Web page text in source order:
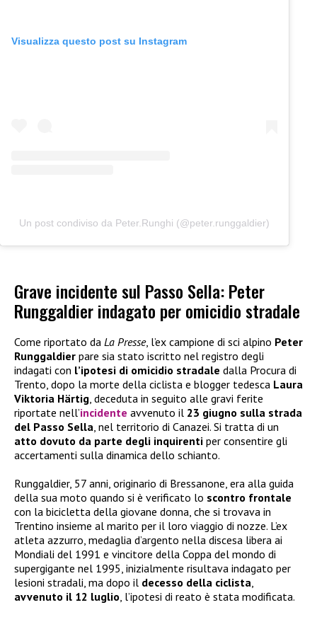
Visualizza questo post su Instagram
Un post condiviso da Peter.Runghi (@peter.runggaldier)
Grave incidente sul Passo Sella: Peter
Runggaldier indagato per omicidio stradale
Come riportato da La Presse, l’ex campione di sci alpino Peter
Runggaldier pare sia stato iscritto nel registro degli
indagati con l’ipotesi di omicidio stradale dalla Procura di
Trento, dopo la morte della ciclista e blogger tedesca Laura
Viktoria Härtig, deceduta in seguito alle gravi ferite
riportate nell’incidente avvenuto il 23 giugno sulla strada
del Passo Sella, nel territorio di Canazei. Si tratta di un
atto dovuto da parte degli inquirenti per consentire gli
accertamenti sulla dinamica dello schianto.
Runggaldier, 57 anni, originario di Bressanone, era alla guida
della sua moto quando si è verificato lo scontro frontale
con la bicicletta della giovane donna, che si trovava in
Trentino insieme al marito per il loro viaggio di nozze. L’ex
atleta azzurro, medaglia d’argento nella discesa libera ai
Mondiali del 1991 e vincitore della Coppa del mondo di
supergigante nel 1995, inizialmente risultava indagato per
lesioni stradali, ma dopo il decesso della ciclista,
avvenuto il 12 luglio, l’ipotesi di reato è stata modificata.